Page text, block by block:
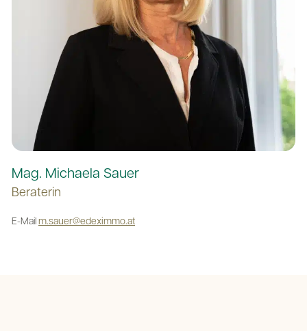
Mag. Michaela Sauer
Beraterin
E-Mail m.sauer@edeximmo.at